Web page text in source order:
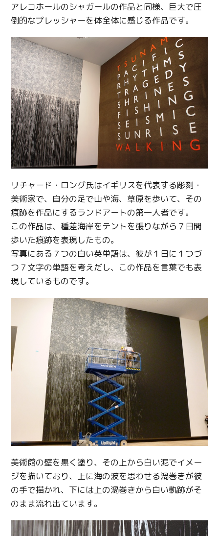
アレコホールのシャガールの作品と同様、巨大で圧
倒的なプレッシャーを体全体に感じる作品です。
リチャード・ロング氏はイギリスを代表する彫刻・
美術家で、自分の足で山や海、草原を歩いて、その
痕跡を作品にするランドアートの第一人者です。
この作品は、種差海岸をテントを張りながら７日間
歩いた痕跡を表現したもの。
写真にある７つの白い英単語は、彼が１日に１つづ
つ７文字の単語を考えだし、この作品を言葉でも表
現しているものです。
美術館の壁を黒く塗り、その上から白い泥でイメー
ジを描いており、上に海の波を思わせる渦巻きが彼
の手で描かれ、下には上の渦巻きから白い軌跡がそ
のまま流れ出ています。